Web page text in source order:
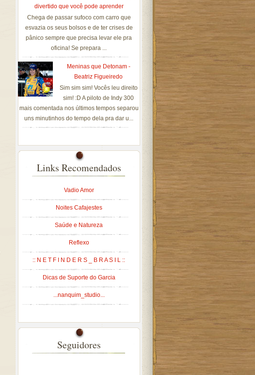
divertido que você pode aprender
Chega de passar sufoco com carro que
esvazia os seus bolsos e de ter crises de
pânico sempre que precisa levar ele pra
oficina! Se prepara ...
Meninas que Detonam -
Beatriz Figueiredo
Sim sim sim! Vocês leu direito
sim! :D A piloto de Indy 300
mais comentada nos últimos tempos separou
uns minutinhos do tempo dela pra dar u...
Links Recomendados
Vadio Amor
Noites Cafajestes
Saúde e Natureza
Reflexo
:: N E T F I N D E R S _ B R A S I L ::
Dicas de Suporte do Garcia
...nanquim_studio...
Seguidores